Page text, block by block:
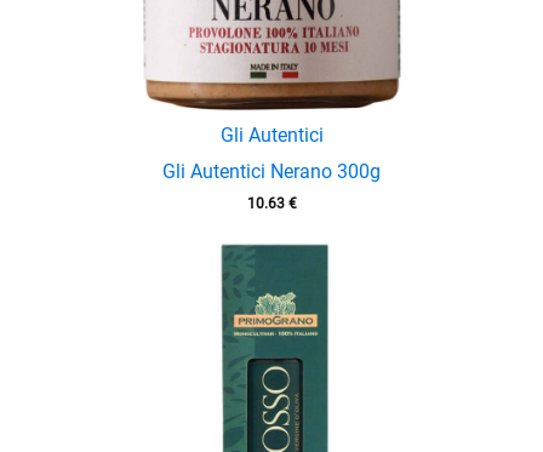
Gli Autentici
Gli Autentici Nerano 300g
10.63 €